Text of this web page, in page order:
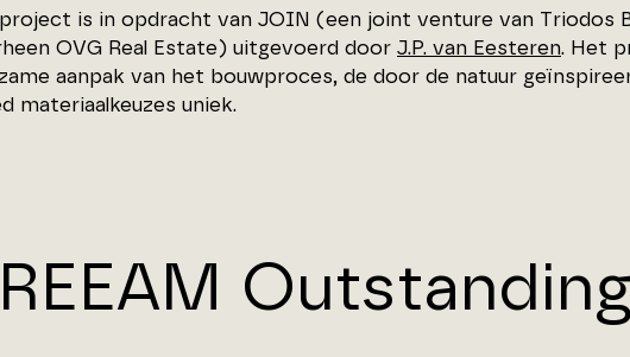
is in opdracht van JOIN (een joint venture van Triodos
OVG Real Estate) uitgevoerd door J.P. van Eesteren. Het
aanpak van het bouwproces, de door de natuur
materiaalkeuzes uniek.
Outstanding